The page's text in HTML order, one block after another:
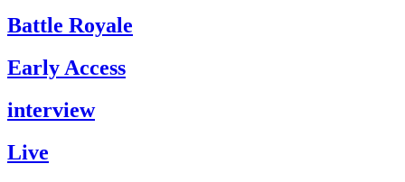
Battle Royale
Early Access
interview
Live